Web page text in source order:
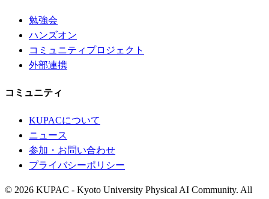
勉強会
ハンズオン
コミュニティプロジェクト
外部連携
コミュニティ
KUPACについて
ニュース
参加・お問い合わせ
プライバシーポリシー
© 2026 KUPAC - Kyoto University Physical AI Community. All